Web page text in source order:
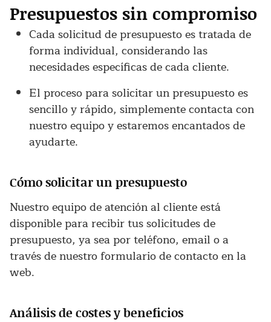
Presupuestos sin compromiso
Cada solicitud de presupuesto es tratada de
forma individual, considerando las
necesidades específicas de cada cliente.
El proceso para solicitar un presupuesto es
sencillo y rápido, simplemente contacta con
nuestro equipo y estaremos encantados de
ayudarte.
Cómo solicitar un presupuesto
Nuestro equipo de atención al cliente está
disponible para recibir tus solicitudes de
presupuesto, ya sea por teléfono, email o a
través de nuestro formulario de contacto en la
web.
Análisis de costes y beneficios